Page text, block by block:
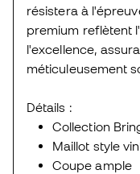
résistera à
premium reflètent
l'excellence,
méticuleusement
Détails :
Collection
Maillot style
Coupe ample